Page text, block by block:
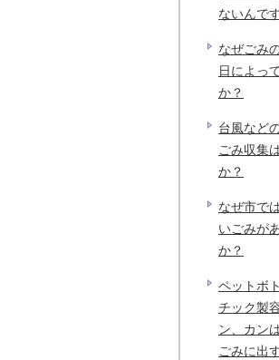
ないんで
なぜごみ
日によっ
か？
台風など
ごみ収集
か？
なぜ市で
いごみが
か？
ペットボ
チック製
ン、カン
ごみに出